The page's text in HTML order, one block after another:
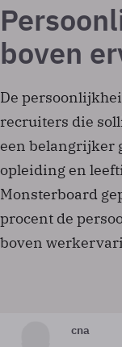
boven
De
recruiters die
een belangrijker
opleiding en
Monsterboard
procent de
boven
cna